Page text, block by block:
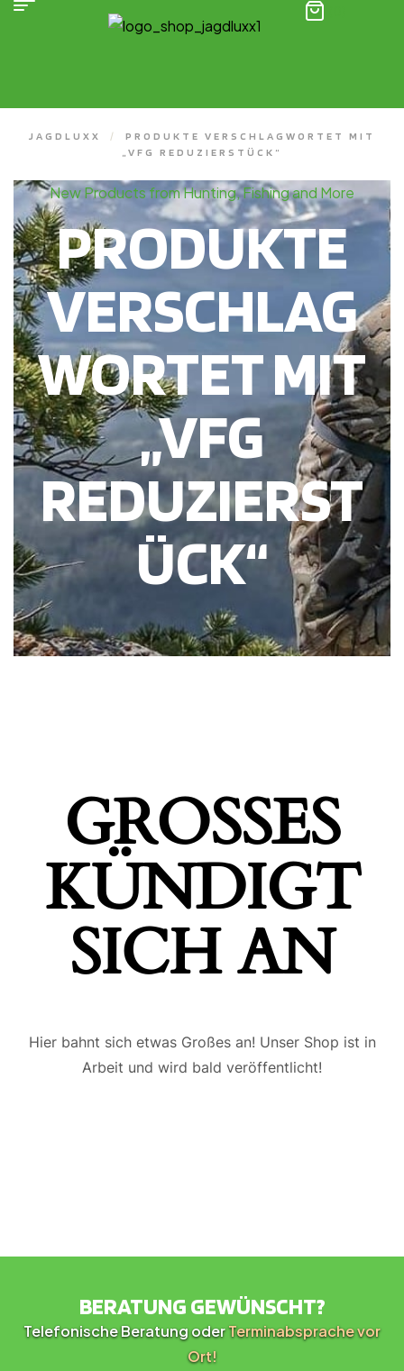
JAGDLUXX /
PRODUKTE VERSCHLAGWORTET MIT
„VFG REDUZIERSTÜCK“
New Products from Hunting, Fishing and More
PRODUKTE
VERSCHLAG
WORTET MIT
„VFG
REDUZIERST
ÜCK“
GROSSES K
ÜNDIGT S
ICH AN
Hier bahnt sich etwas Großes an! Unser Shop ist in
Arbeit und wird bald veröffentlicht!
BERATUNG GEWÜNSCHT?
Telefonische Beratung oderTerminabsprache vor
Ort!